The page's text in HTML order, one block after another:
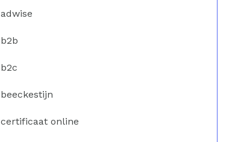
adwise
b2b
b2c
beeckestijn
certificaat online